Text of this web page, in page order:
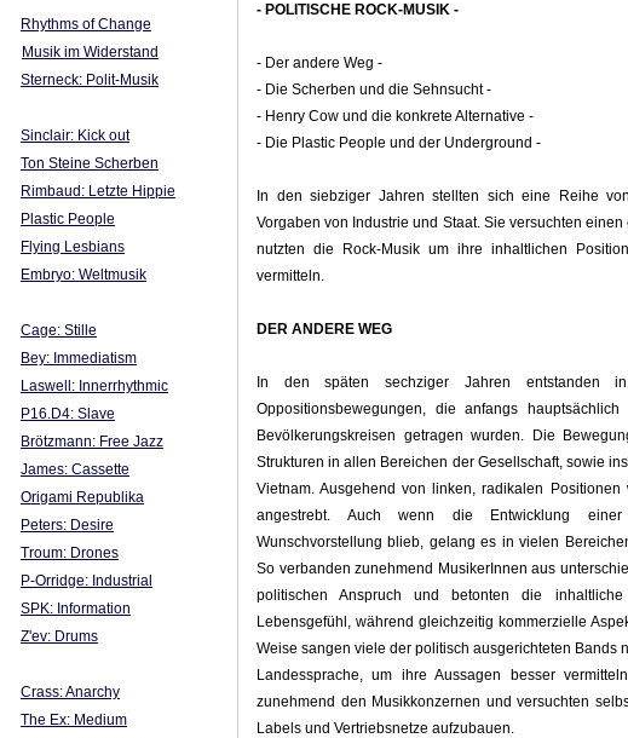
Rhythms of Change
Musik im Widerstand
Sterneck: Polit-Musik
Sinclair: Kick out
Ton Steine Scherben
Rimbaud: Letzte Hippie
Plastic People
Flying Lesbians
Embryo: Weltmusik
Cage: Stille
Bey: Immediatism
Laswell: Innerrhythmic
P16.D4: Slave
Brötzmann: Free Jazz
James: Cassette
Origami Republika
Peters: Desire
Troum: Drones
P-Orridge: Industrial
SPK: Information
Z'ev: Drums
Crass: Anarchy
The Ex: Medium
- POLITISCHE ROCK-MUSIK -
- Der andere Weg -
- Die Scherben und die Sehnsucht -
- Henry Cow und die konkrete Alternative -
- Die Plastic People und der Underground -
In den siebziger Jahren stellten sich eine Reihe
Vorgaben von Industrie und Staat. Sie versuchten
nutzten die Rock-Musik um ihre inhaltlichen
vermitteln.
DER ANDERE WEG
In den späten sechziger Jahren entstanden in
Oppositionsbewegungen, die anfangs
Bevölkerungskreisen getragen wurden. Die
Strukturen in allen Bereichen der Gesellschaft, sowie
Vietnam. Ausgehend von linken, radikalen
angestrebt. Auch wenn die Entwicklung einer
Wunschvorstellung blieb, gelang es in vielen
So verbanden zunehmend MusikerInnen aus
politischen Anspruch und betonten die
Lebensgefühl, während gleichzeitig kommerzielle
Weise sangen viele der politisch ausgerichteten
Landessprache, um ihre Aussagen besser
zunehmend den Musikkonzernen und versuchten
Labels und Vertriebsnetze aufzubauen.